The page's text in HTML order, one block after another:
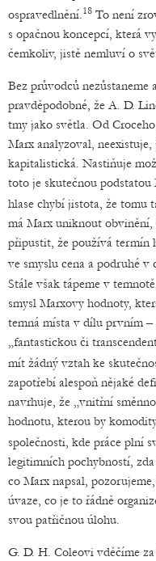
ospravedlnění.18 To není
s opačnou koncepcí, která
čemkoliv, jistě nemluví o
Bez průvodců nezůstaneme
pravděpodobné, že A. D.
tmy jako světla. Od
Marx analyzoval,
kapitalistická. Nastiňuje
toto je skutečnou
hlase chybí jistota, že tomu
má Marx uniknout
připustit, že používá termín
ve smyslu cena a podruhé
Stále však tápeme v
smysl Marxovy hodnoty,
temná místa v dílu prvním
„fantastickou či
mít žádný vztah ke
zapotřebí alespoň nějaké
navrhuje, že „vnitřní
hodnotu, kterou by
společnosti, kde práce plní
legitimních pochybností,
co Marx napsal,
úvaze, co je to řádně
svou patřičnou úlohu.
G. D. H. Coleovi vděčíme